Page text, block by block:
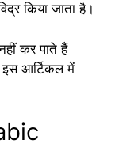
किया जाता है।
कर पाते हैं
आर्टिकल में